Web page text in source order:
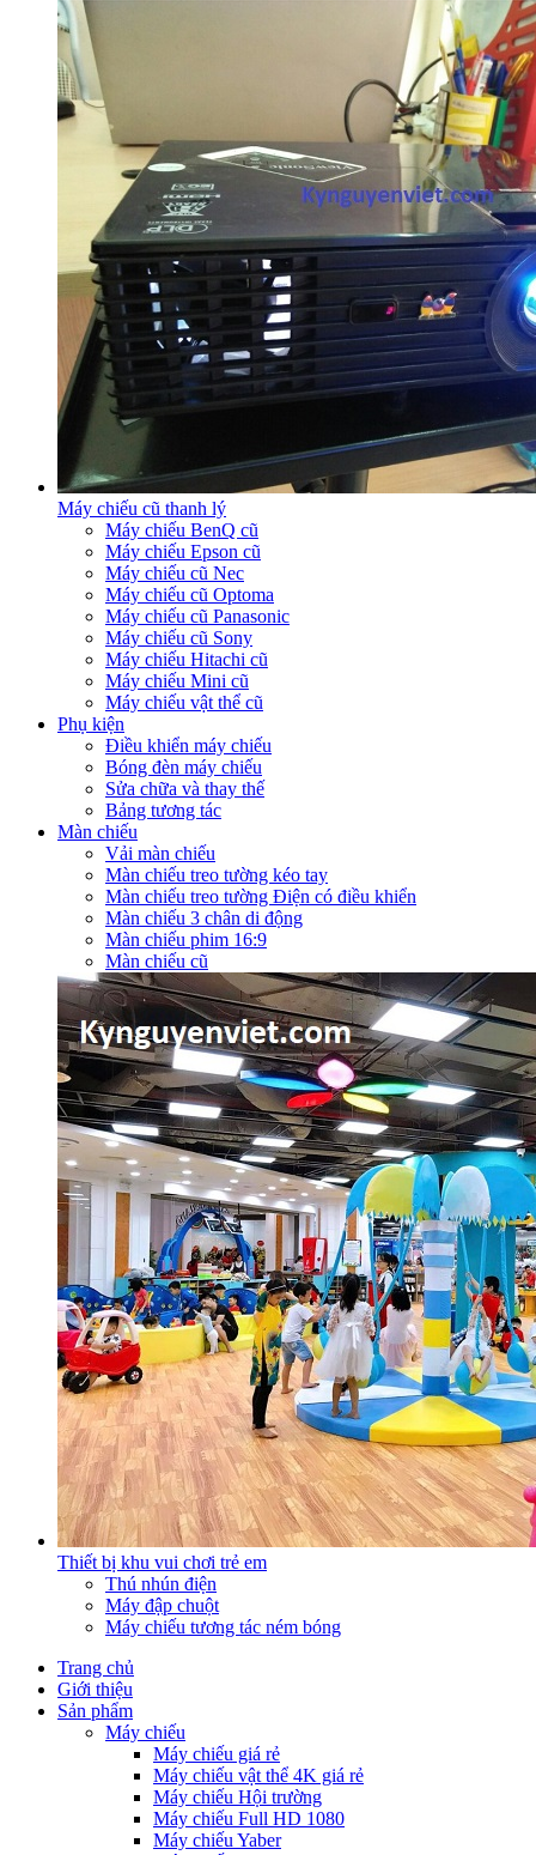
Máy chiếu cũ thanh lý
Máy chiếu BenQ cũ
Máy chiếu Epson cũ
Máy chiếu cũ Nec
Máy chiếu cũ Optoma
Máy chiếu cũ Panasonic
Máy chiếu cũ Sony
Máy chiếu Hitachi cũ
Máy chiếu Mini cũ
Máy chiếu vật thể cũ
Phụ kiện
Điều khiển máy chiếu
Bóng đèn máy chiếu
Sửa chữa và thay thế
Bảng tương tác
Màn chiếu
Vải màn chiếu
Màn chiếu treo tường kéo tay
Màn chiếu treo tường Điện có điều khiển
Màn chiếu 3 chân di động
Màn chiếu phim 16:9
Màn chiếu cũ
Thiết bị khu vui chơi trẻ em
Thú nhún điện
Máy đập chuột
Máy chiếu tương tác ném bóng
Trang chủ
Giới thiệu
Sản phẩm
Máy chiếu
Máy chiếu giá rẻ
Máy chiếu vật thể 4K giá rẻ
Máy chiếu Hội trường
Máy chiếu Full HD 1080
Máy chiếu Yaber